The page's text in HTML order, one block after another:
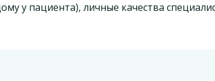
у пациента), личные качества